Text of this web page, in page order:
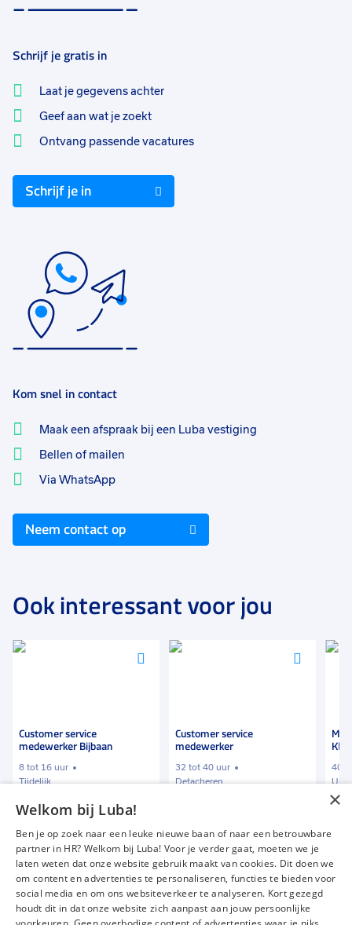
Schrijf je gratis in
Laat je gegevens achter
Geef aan wat je zoekt
Ontvang passende vacatures
Schrijf je in
Kom snel in contact
Maak een afspraak bij een Luba vestiging
Bellen of mailen
Via WhatsApp
Neem contact op
Ook interessant voor jou
Voeg
Voeg
Customer service
medewerker
32 tot 40 uur
Detacheren
€ 11,54- € 15,00 p.u.
Voeg
Medewerker
Klantenservice
40 uur
Uitzicht op vaste dienst
Vacatures
Over ons
Werken bij Luba
Voor werkgevers
×
Welkom bij Luba!
Ben je op zoek naar een leuke nieuwe baan of naar een betrouwbare
partner in HR? Welkom bij Luba! Voor je verder gaat, moeten we je
laten weten dat onze website gebruik maakt van cookies. Dit doen we
om content en advertenties te personaliseren, functies te bieden voor
social media en om ons websiteverkeer te analyseren. Kort gezegd
houdt dit in dat onze website zich aanpast aan jouw persoonlijke